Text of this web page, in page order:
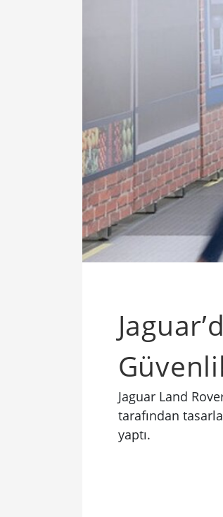
Jaguar Land
tarafından
yaptı.